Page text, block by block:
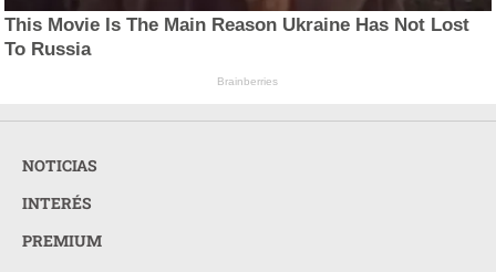
This Movie Is The Main Reason Ukraine Has Not Lost
To Russia
Brainberries
NOTICIAS
INTERÉS
PREMIUM